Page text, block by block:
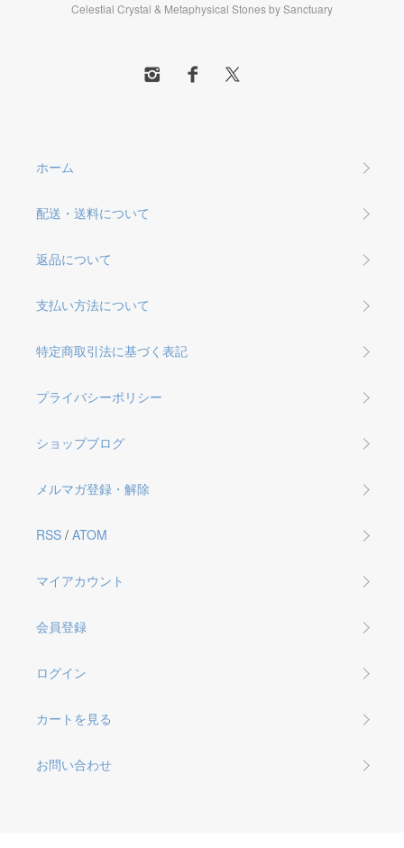
Celestial Crystal & Metaphysical Stones by Sanctuary
ホーム
配送・送料について
返品について
支払い方法について
特定商取引法に基づく表記
プライバシーポリシー
ショップブログ
メルマガ登録・解除
RSS / ATOM
マイアカウント
会員登録
ログイン
カートを見る
お問い合わせ